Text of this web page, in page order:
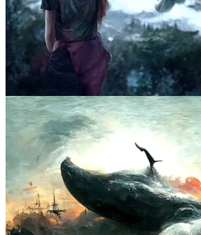
Condividi
Commenti
Il meglio di Ultime Discussioni
Nessun post
Assolutamente, procediamo.